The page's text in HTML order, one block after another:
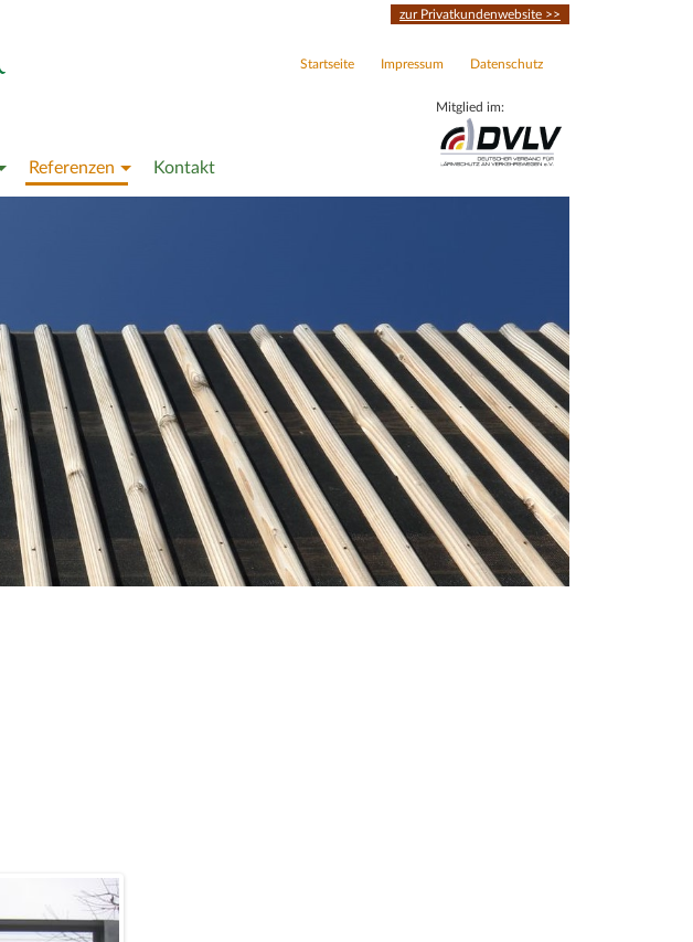
zur Privatkundenwebsite >>
Startseite Impressum Datenschutz
Referenzen Kontakt
Mitglied im: